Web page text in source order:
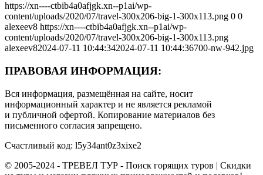
https://xn----ctbib4a0afjgk.xn--p1ai/wp-
content/uploads/2020/07/travel-300x206-big-1-300x113.png 0 0
alexeev8 https://xn----ctbib4a0afjgk.xn--p1ai/wp-
content/uploads/2020/07/travel-300x206-big-1-300x113.png
alexeev82024-07-11 10:44:342024-07-11 10:44:36700-nw-942.jpg
ПРАВОВАЯ ИНФОРМАЦИЯ:
Вся информация, размещённая на сайте, носит
информационный характер и не является рекламой
и публичной офертой. Копирование материалов без
письменного согласия запрещено.
Счастливый код: l5y34ant0z3xixe2
© 2005-2024 - ТРЕВЕЛ ТУР - Поиск горящих туров | Скидки